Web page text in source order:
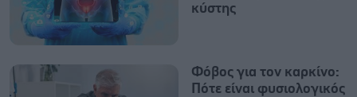
κύστης
Φόβος για τον καρκίνο:
Πότε είναι φυσιολογικός